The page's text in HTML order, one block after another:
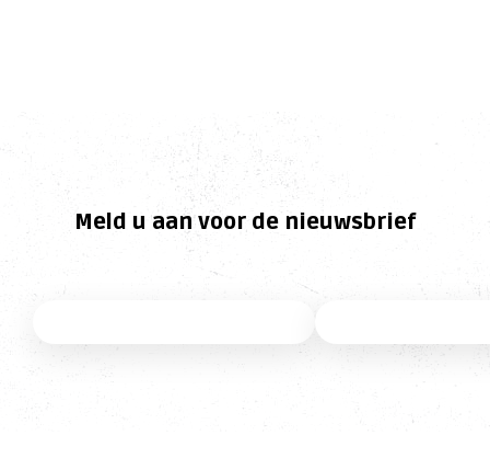
Meld u aan voor de nieuwsbrief